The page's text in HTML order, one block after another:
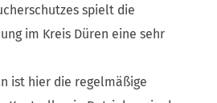
spielt die
im Kreis Düren eine sehr
ist hier die regelmäßige